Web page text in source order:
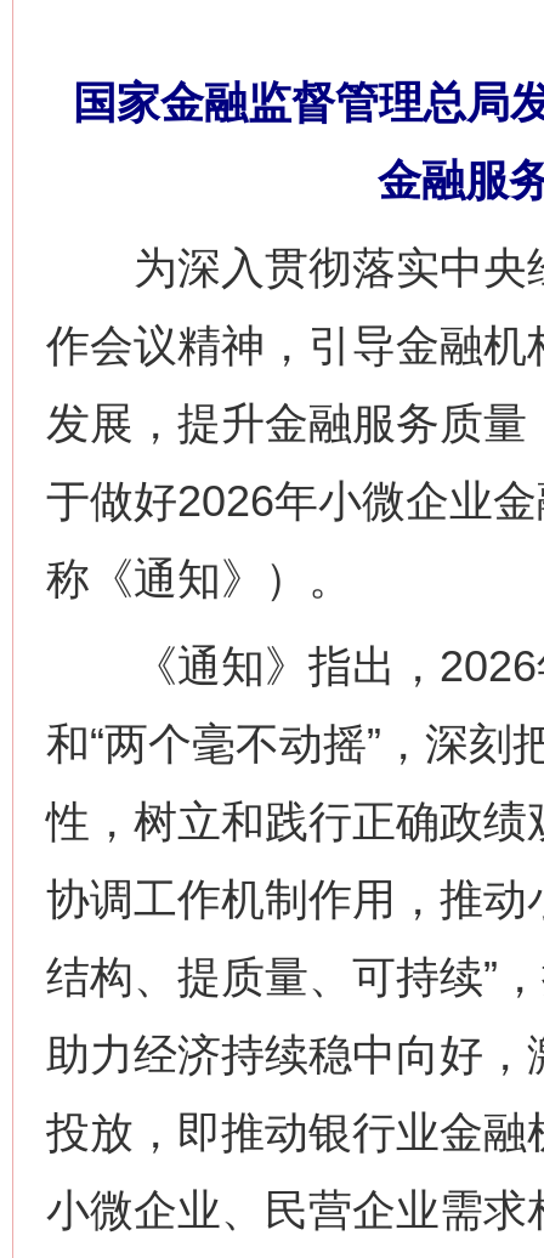
国家金融监督管理总局
金融服
为深入贯彻落实中央
作会议精神，引导金融
发展，提升金融服务质
于做好2026年小微企业
称《通知》）。
《通知》指出，2026
和“两个毫不动摇”，深刻
性，树立和践行正确政
协调工作机制作用，推动
结构、提质量、可持续”
助力经济持续稳中向好
投放，即推动银行业金
小微企业、民营企业需